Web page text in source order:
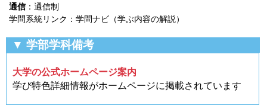
通信：通信制
学問系統リンク：学問ナビ（学ぶ内容の解説）
▼ 学部学科備考
大学の公式ホームページ案内
学び特色詳細情報がホームページに掲載されています